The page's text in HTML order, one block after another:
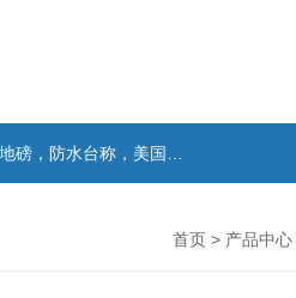
国双杰天平，报警电子称
首页 > 产品中心